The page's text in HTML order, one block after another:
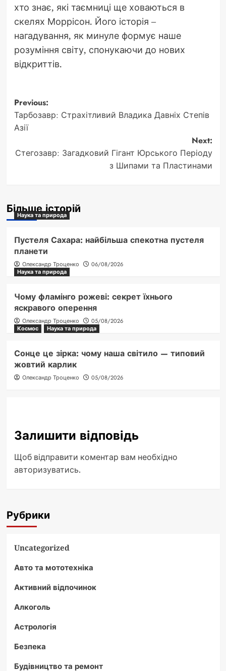
хто знає, які таємниці ще ховаються в
скелях Моррісон. Його історія –
нагадування, як минуле формує наше
розуміння світу, спонукаючи до нових
відкриттів.
Post
navigation
Previous:
Тарбозавр: Страхітливий Владика Давніх Степів
Азії
Next:
Стегозавр: Загадковий Гігант Юрського Періоду
з Шипами та Пластинами
Більше історій
Наука та природа
Пустеля Сахара: найбільша спекотна пустеля
планети
Олександр Троценко
06/08/2026
Наука та природа
Чому фламінго рожеві: секрет їхнього
яскравого оперення
Олександр Троценко
05/08/2026
Космос
Наука та природа
Сонце це зірка: чому наша світило — типовий
жовтий карлик
Олександр Троценко 05/08/2026
Залишити відповідь
Щоб відправити коментар вам необхідно
авторизуватись.
Рубрики
Uncategorized
Авто та мототехніка
Активний відпочинок
Алкоголь
Астрологія
Безпека
Будівництво та ремонт